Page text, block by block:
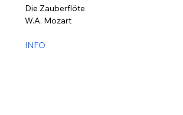
Die Zauberflöte
W.A. Mozart
INFO